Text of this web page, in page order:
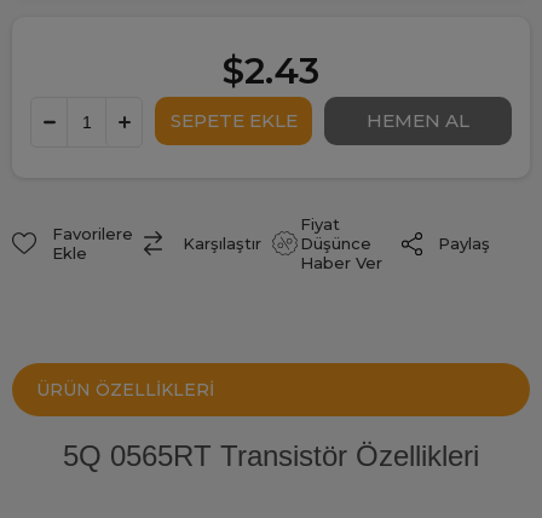
$2.43
Favorilere
Ekle
Karşılaştır
Fiyat
Düşünce
Haber Ver
Paylaş
ÜRÜN ÖZELLIKLERI
5Q 0565RT Transistör Özellikleri